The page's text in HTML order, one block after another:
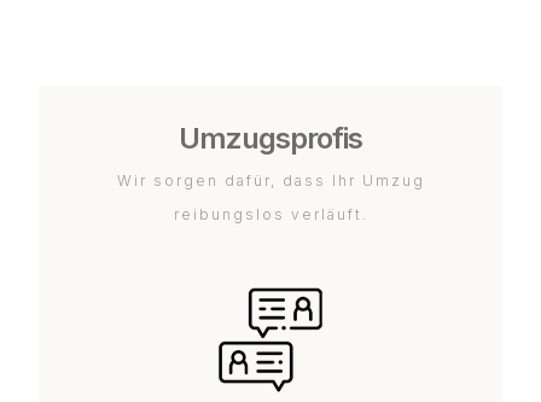
Umzugsprofis
Wir sorgen dafür, dass Ihr Umzug
reibungslos verläuft.